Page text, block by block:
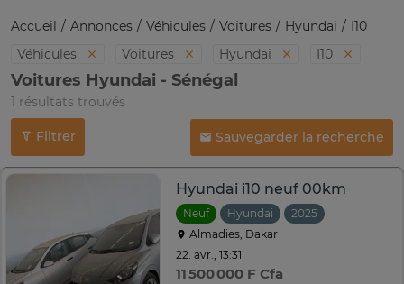
Accueil Annonces Véhicules Voitures Hyundai
I10
Véhicules
Voitures Hyundai I10
Voitures Hyundai - Sénégal
1 résultats trouvés
Filtrer Sauvegarder la recherche
Hyundai i10 neuf 00km
Neuf Hyundai
2025
Almadies, Dakar
22. avr., 13:31
11 500 000 F Cfa